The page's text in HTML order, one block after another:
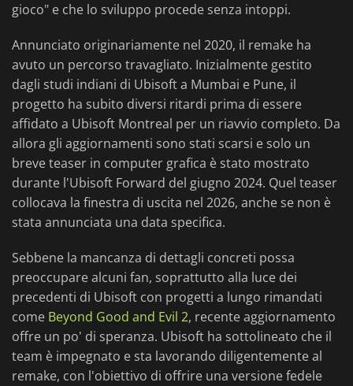
gioco" e che lo sviluppo procede senza intoppi.
Annunciato originariamente nel 2020, il remake ha
avuto un percorso travagliato. Inizialmente gestito
dagli studi indiani di Ubisoft a Mumbai e Pune, il
progetto ha subito diversi ritardi prima di essere
affidato a Ubisoft Montreal per un riavvio completo. Da
allora gli aggiornamenti sono stati scarsi e solo un
breve teaser in computer grafica è stato mostrato
durante l'Ubisoft Forward del giugno 2024. Quel teaser
collocava la finestra di uscita nel 2026, anche se non è
stata annunciata una data specifica.
Sebbene la mancanza di dettagli concreti possa
preoccupare alcuni fan, soprattutto alla luce dei
precedenti di Ubisoft con progetti a lungo rimandati
come Beyond Good and Evil 2, recente aggiornamento
offre un po' di speranza. Ubisoft ha sottolineato che il
team è impegnato e sta lavorando diligentemente al
remake, con l'obiettivo di offrire una versione fedele